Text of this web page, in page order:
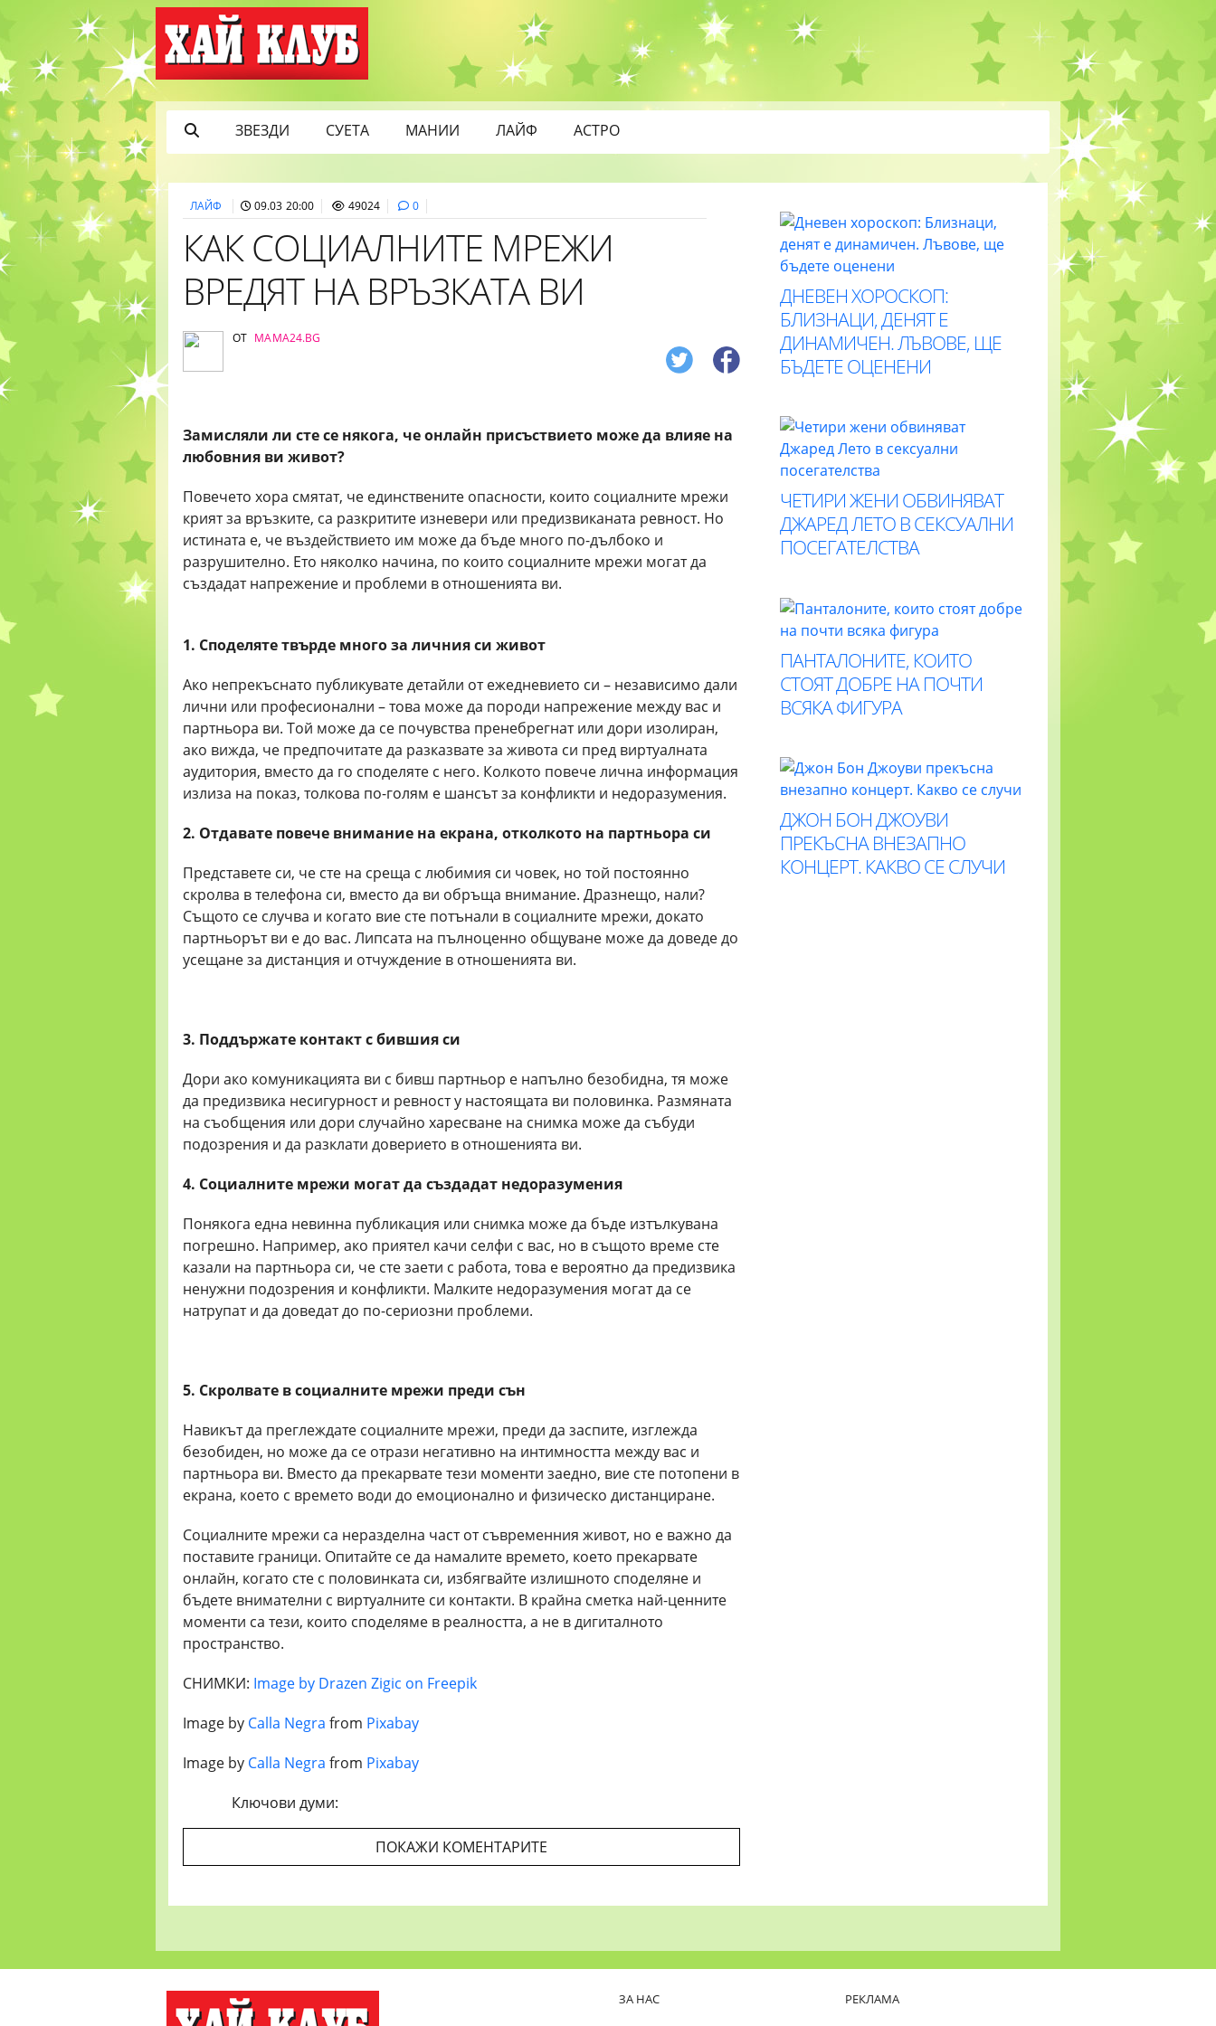
ЗВЕЗДИ СУЕТА МАНИИ ЛАЙФ АСТРО
ЛАЙФ 09.03 20:00 49024 0
КАК СОЦИАЛНИТЕ МРЕЖИ
ВРЕДЯТ НА ВРЪЗКАТА ВИ
ОТ MAMA24.BG
Замисляли ли сте се някога, че онлайн присъствието може да влияе на
любовния ви живот?
Повечето хора смятат, че единствените опасности, които социалните мрежи
крият за връзките, са разкритите изневери или предизвиканата ревност. Но
истината е, че въздействието им може да бъде много по-дълбоко и
разрушително. Ето няколко начина, по които социалните мрежи могат да
създадат напрежение и проблеми в отношенията ви.
1. Споделяте твърде много за личния си живот
Ако непрекъснато публикувате детайли от ежедневието си – независимо дали
лични или професионални – това може да породи напрежение между вас и
партньора ви. Той може да се почувства пренебрегнат или дори изолиран,
ако вижда, че предпочитате да разказвате за живота си пред виртуалната
аудитория, вместо да го споделяте с него. Колкото повече лична информация
излиза на показ, толкова по-голям е шансът за конфликти и недоразумения.
2. Отдавате повече внимание на екрана, отколкото на партньора си
Представете си, че сте на среща с любимия си човек, но той постоянно
скролва в телефона си, вместо да ви обръща внимание. Дразнещо, нали?
Същото се случва и когато вие сте потънали в социалните мрежи, докато
партньорът ви е до вас. Липсата на пълноценно общуване може да доведе до
усещане за дистанция и отчуждение в отношенията ви.
3. Поддържате контакт с бившия си
Дори ако комуникацията ви с бивш партньор е напълно безобидна, тя може
да предизвика несигурност и ревност у настоящата ви половинка. Размяната
на съобщения или дори случайно харесване на снимка може да събуди
подозрения и да разклати доверието в отношенията ви.
4. Социалните мрежи могат да създадат недоразумения
Понякога една невинна публикация или снимка може да бъде изтълкувана
погрешно. Например, ако приятел качи селфи с вас, но в същото време сте
казали на партньора си, че сте заети с работа, това е вероятно да предизвика
ненужни подозрения и конфликти. Малките недоразумения могат да се
натрупат и да доведат до по-сериозни проблеми.
5. Скролвате в социалните мрежи преди сън
Навикът да преглеждате социалните мрежи, преди да заспите, изглежда
безобиден, но може да се отрази негативно на интимността между вас и
партньора ви. Вместо да прекарвате тези моменти заедно, вие сте потопени в
екрана, което с времето води до емоционално и физическо дистанциране.
Социалните мрежи са неразделна част от съвременния живот, но е важно да
поставите граници. Опитайте се да намалите времето, което прекарвате
онлайн, когато сте с половинката си, избягвайте излишното споделяне и
бъдете внимателни с виртуалните си контакти. В крайна сметка най-ценните
моменти са тези, които споделяме в реалността, а не в дигиталното
пространство.
СНИМКИ: Image by Drazen Zigic on Freepik
Image by Calla Negra from Pixabay
Image by Calla Negra from Pixabay
Ключови думи:
ПОКАЖИ КОМЕНТАРИТЕ
ДНЕВЕН ХОРОСКОП:
БЛИЗНАЦИ, ДЕНЯТ Е
ДИНАМИЧЕН. ЛЪВОВЕ, ЩЕ
БЪДЕТЕ ОЦЕНЕНИ
ЧЕТИРИ ЖЕНИ ОБВИНЯВАТ
ДЖАРЕД ЛЕТО В СЕКСУАЛНИ
ПОСЕГАТЕЛСТВА
ПАНТАЛОНИТЕ, КОИТО
СТОЯТ ДОБРЕ НА ПОЧТИ
ВСЯКА ФИГУРА
ДЖОН БОН ДЖОУВИ
ПРЕКЪСНА ВНЕЗАПНО
КОНЦЕРТ. КАКВО СЕ СЛУЧИ
ЗА НАС РЕКЛАМА